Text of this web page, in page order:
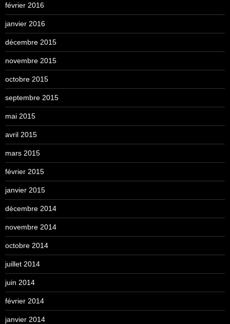
février 2016
janvier 2016
décembre 2015
novembre 2015
octobre 2015
septembre 2015
mai 2015
avril 2015
mars 2015
février 2015
janvier 2015
décembre 2014
novembre 2014
octobre 2014
juillet 2014
juin 2014
février 2014
janvier 2014